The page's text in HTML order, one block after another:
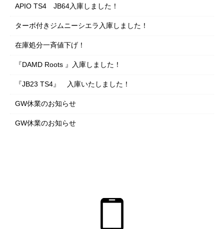
APIO TS4 JB64入庫しました！
ターボ付きジムニーシエラ入庫しました！
在庫処分一斉値下げ！
『DAMD Roots 』入庫しました！
『JB23 TS4』 入庫いたしました！
GW休業のお知らせ
GW休業のお知らせ